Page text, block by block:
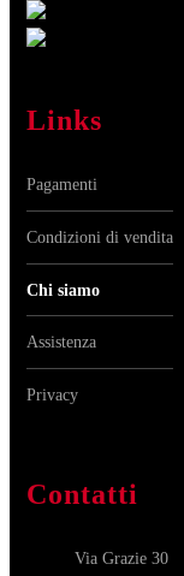
Links
Pagamenti
Condizioni di vendita
Chi siamo
Assistenza
Privacy
Contatti
Via Grazie 30